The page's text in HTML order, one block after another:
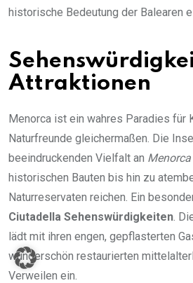
historische Bedeutung der Balearen
Attraktionen
Menorca ist ein wahres Paradies für
Naturfreunde gleichermaßen. Die
beeindruckenden Vielfalt an
historischen Bauten bis hin zu
Naturreservaten reichen. Ein
Ciutadella Sehenswürdigkeiten.
lädt mit ihren engen, gepflasterten
wunderschön restaurierten
Verweilen ein.